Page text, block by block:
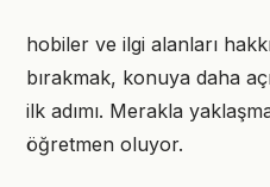
hobiler ve ilgi alanları
bırakmak, konuya daha
ilk adımı. Merakla
öğretmen oluyor.